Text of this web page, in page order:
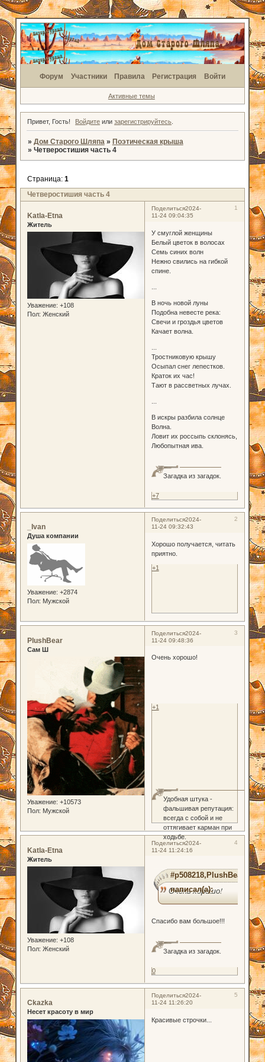
Форум Участники Правила Регистрация Войти
Активные темы
Привет, Гость! Войдите илизарегистрируйтесь
» Дом Старого Шляпа » Поэтическая крыша
» Четверостишия часть 4
Четверостишия часть 4
Страница: 1
Поделиться 1
2024-
11-24 09:04:35
Katla-Etna
Житель
Уважение: +108
Пол: Женский
У смуглой женщины
Белый цветок в волосах
Семь синих волн
Нежно свились на гибкой
спине.
В ночь новой луны
Подобна невесте река:
Свечи и гроздья цветов
Качает волна.
Тростниковую крышу
Осыпал снег лепестков.
Краток их час!
Тают в рассветных лучах.
В искры разбила солнце
Волна.
Ловит их россыпь склонясь,
Любопытная ива.
Загадка из загадок.
+7
Поделиться 2
2024-
11-24 09:32:43
_Ivan
Душа компании
Уважение: +2874
Пол: Мужской
Хорошо получается, читать
приятно.
+1
Поделиться 3
2024-
11-24 09:48:36
PlushBear
Сам Ш
Уважение: +10573
Пол: Мужской
Очень хорошо!
Удобная штука -
фальшивая репутация:
всегда с собой и не
оттягивает карман при
ходьбе.
+1
Поделиться 4
2024-
11-24 11:24:16
Katla-Etna
Житель
Уважение: +108
Пол: Женский
#p508218,PlushBear
написал(а):
Очень хорошо!
Спасибо вам большое!!!
Загадка из загадок.
0
Поделиться 5
2024-
11-24 11:26:20
Ckazka
Несет красоту в мир
Красивые строчки...